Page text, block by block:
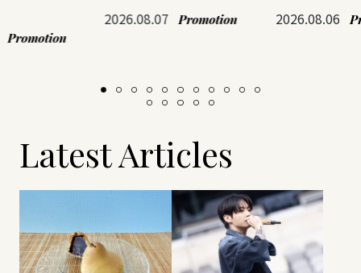
Promotion
2026.08.07 Promotion 2026.08.06
Latest Articles